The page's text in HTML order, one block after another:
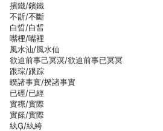
擯鐵/鑌鐵
不斮/不斷
白晢/白皙
嘴梩/嘴裡
風水汕/風水仙
欲迫前事己冥溟/欲迫前事已冥冥
跟琮/跟踪
睽諸事實/揆諸事實
已硜/已經
實穄/實際
實篨/實際
紈/紈絝